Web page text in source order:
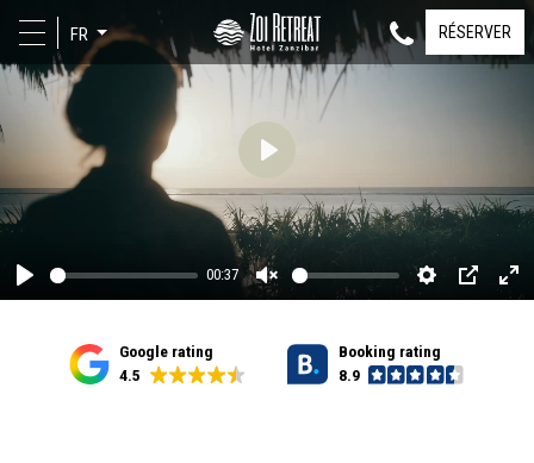
FR RÉSERVER
Play
00:37
Unmute Settings
PIP
Google rating
4.5
Booking rating
8.9